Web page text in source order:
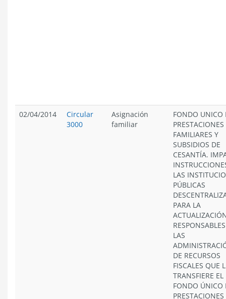
02/04/2014
Circular
3000
Asignación
familiar
FONDO UNICO
PRESTACIONES
FAMILIARES Y
SUBSIDIOS DE
CESANTÍA.
LAS
PÚBLICAS
PARA LA
LAS
DE RECURSOS
FISCALES QUE
TRANSFIERE EL
FONDO ÚNICO
PRESTACIONES